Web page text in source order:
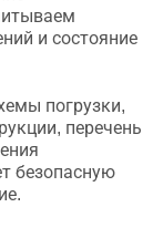
и состояние
погрузки,
перечень
безопасную